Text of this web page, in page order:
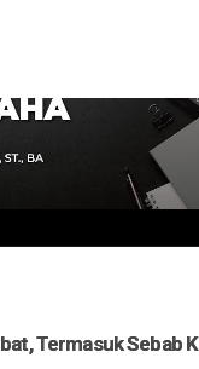
[SIARAN TUNDA] Memiliki Dunia Seisinya - Ustadz Ammi Nur Baits ST., BA. حفظه الله
Dunia Akhirat - Ustadz Ammi Nur Baits ST., BA